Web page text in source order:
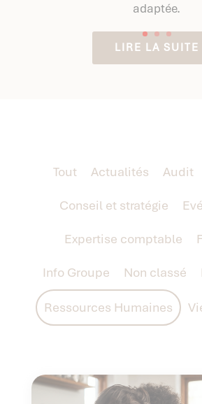
adaptée.
LIRE LA SUITE
Tout Actualités Audit
Conseil et stratégie
Expertise comptable
Info Groupe Non classé
Ressources Humaines